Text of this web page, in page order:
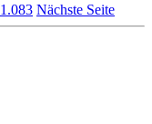
1.083 Nächste Seite